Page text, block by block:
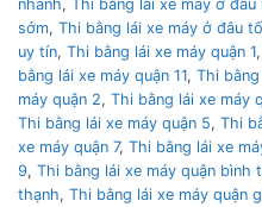
nhanh, Thi bằng lái xe máy ở đâu
sớm, Thi bằng lái xe máy ở đâu
uy tín, Thi bằng lái xe máy quận 1,
bằng lái xe máy quận 11, Thi
máy quận 2, Thi bằng lái xe máy
Thi bằng lái xe máy quận 5, Thi
xe máy quận 7, Thi bằng lái xe
9, Thi bằng lái xe máy quận bình
thạnh, Thi bằng lái xe máy quận